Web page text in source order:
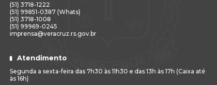
(51) 3718-1222
(51) 99851-0387 (Whats)
(51) 3718-1008
(51) 99969-0245
imprensa@veracruz.rs.gov.br
Atendimento
Segunda a sexta-feira das 7h30 às 11h30 e das 13h às 17h (Caixa até
às 16h)